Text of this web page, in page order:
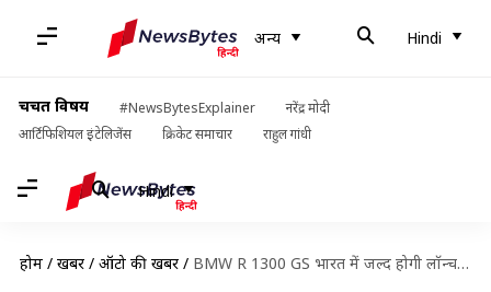
अन्य Hindi
चर्चित विषय #NewsBytesExplainer
नरेंद्र मोदी
आर्टिफिशियल इंटेलिजेंस
क्रिकेट समाचार राहुल गांधी
Hindi
होम / खबरें / ऑटो की खबरें / BMW R 1300 GS भारत में जल्द होगी लॉन्च, टीजर से मिला यह संकेत